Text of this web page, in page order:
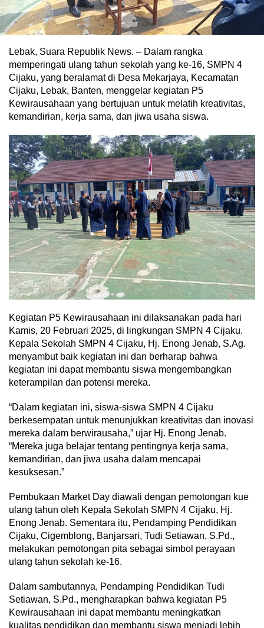
Lebak, Suara Republik News. – Dalam rangka
memperingati ulang tahun sekolah yang ke-16, SMPN 4
Cijaku, yang beralamat di Desa Mekarjaya, Kecamatan
Cijaku, Lebak, Banten, menggelar kegiatan P5
Kewirausahaan yang bertujuan untuk melatih kreativitas,
kemandirian, kerja sama, dan jiwa usaha siswa.
Kegiatan P5 Kewirausahaan ini dilaksanakan pada hari
Kamis, 20 Februari 2025, di lingkungan SMPN 4 Cijaku.
Kepala Sekolah SMPN 4 Cijaku, Hj. Enong Jenab, S.Ag.
menyambut baik kegiatan ini dan berharap bahwa
kegiatan ini dapat membantu siswa mengembangkan
keterampilan dan potensi mereka.
“Dalam kegiatan ini, siswa-siswa SMPN 4 Cijaku
berkesempatan untuk menunjukkan kreativitas dan inovasi
mereka dalam berwirausaha,” ujar Hj. Enong Jenab.
“Mereka juga belajar tentang pentingnya kerja sama,
kemandirian, dan jiwa usaha dalam mencapai
kesuksesan.”
Pembukaan Market Day diawali dengan pemotongan kue
ulang tahun oleh Kepala Sekolah SMPN 4 Cijaku, Hj.
Enong Jenab. Sementara itu, Pendamping Pendidikan
Cijaku, Cigemblong, Banjarsari, Tudi Setiawan, S.Pd.,
melakukan pemotongan pita sebagai simbol perayaan
ulang tahun sekolah ke-16.
Dalam sambutannya, Pendamping Pendidikan Tudi
Setiawan, S.Pd., mengharapkan bahwa kegiatan P5
Kewirausahaan ini dapat membantu meningkatkan
kualitas pendidikan dan membantu siswa menjadi lebih